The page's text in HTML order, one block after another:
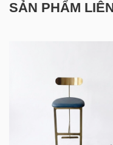
SẢN PHẨM